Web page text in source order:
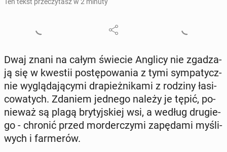
Dwaj znani na całym świecie Anglicy nie zga­dza­
ją się w kwestii po­stę­po­wa­nia z tymi sym­pa­tycz­
nie wy­glą­da­ją­cy­mi dra­pież­ni­ka­mi z rodziny ła­si­
co­wa­tych. Zdaniem jednego należy je tępić, po­
nie­waż są plagą bry­tyj­skiej wsi, a według dru­gie­
go - chronić przed mor­der­czy­mi za­pę­da­mi my­śli­
wych i far­me­rów.